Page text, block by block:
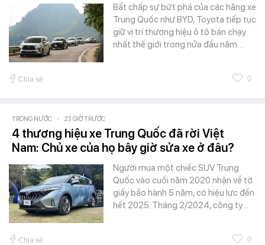
Bất chấp sự bứt phá của các hãng xe
Trung Quốc như BYD, Toyota tiếp tục
giữ vị trí thương hiệu ô tô bán chạy
nhất thế giới trong nửa đầu năm…
Chia sẻ 0
TRONG NƯỚC - 23 GIỜ TRƯỚC
4 thương hiệu xe Trung Quốc đã rời Việt
Nam: Chủ xe của họ bây giờ sửa xe ở đâu?
Người mua một chiếc SUV Trung
Quốc vào cuối năm 2020 nhận về tờ
giấy bảo hành 5 năm, có hiệu lực đến
hết 2025. Tháng 2/2024, công ty…
Chia sẻ 0